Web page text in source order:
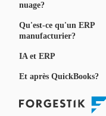
nuage?
Qu'est-ce qu'un ERP
manufacturier?
IA et ERP
Et après QuickBooks?